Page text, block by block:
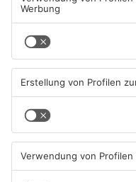
Diese Maislabyrinthe im
Primaveraland haben schon
geöffnet
08.08.2026, 09:45 UHR IN
PRIMAVERALAND